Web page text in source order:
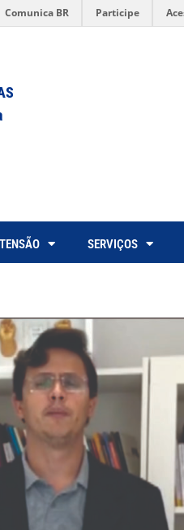
Comunica BR Participe
SERVIÇOS